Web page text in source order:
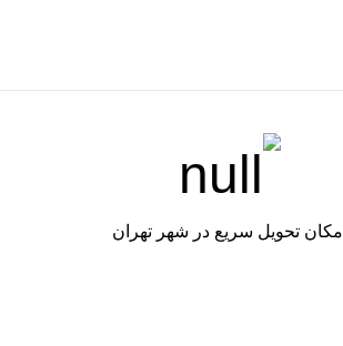
امکان تحویل سریع در شهر تهران